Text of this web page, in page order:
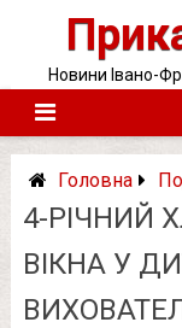
Новини Івано-
Головна
4-РІЧНИЙ
ВІКНА У